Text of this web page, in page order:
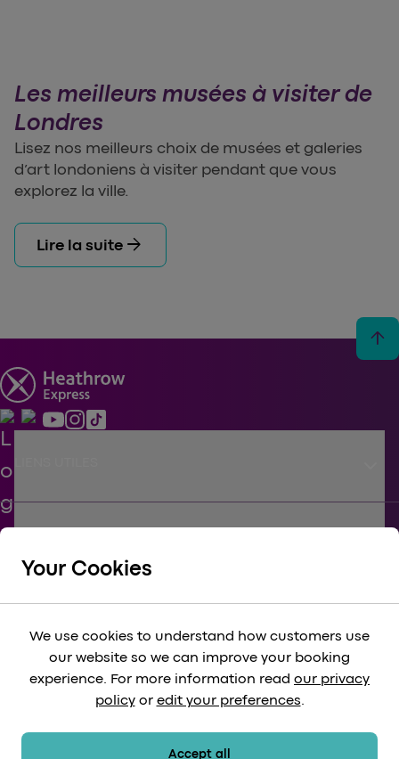
Les meilleurs musées à visiter de
Londres
Lisez nos meilleurs choix de musées et galeries
d’art londoniens à visiter pendant que vous
explorez la ville.
Lire la suite arrow_forward
arrow_upward
keyboard_arrow_down
CORPORATIF keyboard_arrow_down
LÉGAL keyboard_arrow_down
MÉTHODES DE PAIEMENT
Your Cookies
We use cookies to understand how customers use
our website so we can improve your booking
experience. For more information read our privacy
policyor edit your preferences.
Accept all